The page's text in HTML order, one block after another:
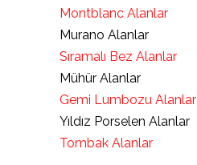
Montblanc Alanlar
Murano Alanlar
Sıramalı Bez Alanlar
Mühür Alanlar
Gemi Lumbozu Alanlar
Yıldız Porselen Alanlar
Tombak Alanlar